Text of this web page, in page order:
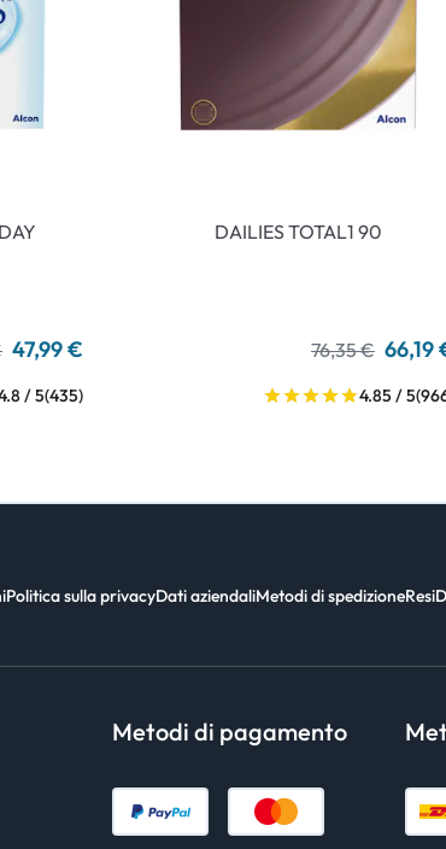
47,99 €
/ 5(435)
DAILIES TOTAL1 90
76,35 € 66,19
4.85 / 5
Politica sulla privacyDati aziendaliMetodi di spedizioneResi
Metodi di pagamento